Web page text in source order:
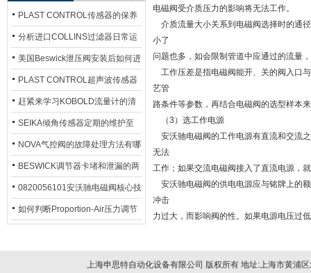
PLAST CONTROL传感器的保养
方法
分析进口COLLINS过滤器日常运
行排污步骤
美国Beswick泄压阀安装后如何进
行调试?
PLAST CONTROL超声波传感器
工作原理了解吗？
赶紧来学习KOBOLD流量计的清
洗流程吧
SEIKA倾角传感器定期的维护至
关重要
NOVA气控阀的故障处理方法有哪
些？
BESWICK调节器卡堵和泄漏的两
大问题解决措施
0820056101安沃驰电磁阀核心技
术参数
如何判断Proportion-Air压力调节
电磁阀受介质压力的影响将无法工作。
介质流量大小关系到电磁阀选择时的通
小了
问题也多，如会限制管道中应通过的流量
工作压差是指电磁阀能开、关的阀入口
艺管
路条件等参数，再结合电磁阀的选型样本
（3）选工作电源
安沃驰电磁阀的工作电源有直流和交流
无法
工作；如果交流电磁阀接入了直流电源，
安沃驰电磁阀的供电电源应与铭牌上的
冲击
力过大，而影响阀的性。如果电源电压过
上海申思特自动化设备有限公司 版权所有 地址:上海市黄浦